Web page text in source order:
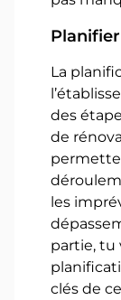
La
des
de
les
partie, tu
clés de